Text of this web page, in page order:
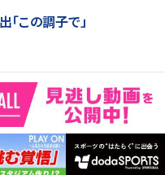
この調子で」